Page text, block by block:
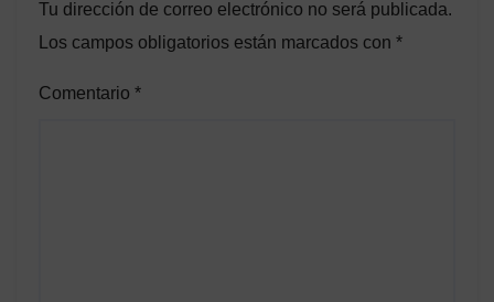
Tu dirección de correo electrónico no será publicada.
Los campos obligatorios están marcados con *
Comentario *